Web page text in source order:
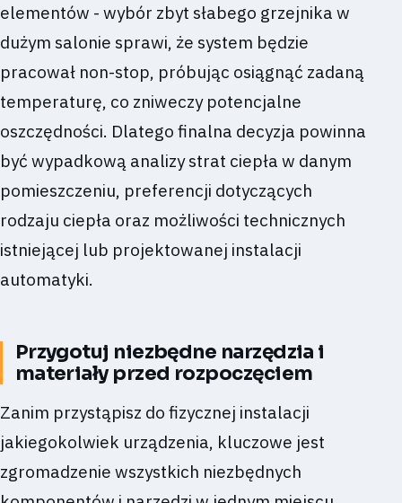
elementów - wybór zbyt słabego grzejnika w
dużym salonie sprawi, że system będzie
pracował non-stop, próbując osiągnąć zadaną
temperaturę, co zniweczy potencjalne
oszczędności. Dlatego finalna decyzja powinna
być wypadkową analizy strat ciepła w danym
pomieszczeniu, preferencji dotyczących
rodzaju ciepła oraz możliwości technicznych
istniejącej lub projektowanej instalacji
automatyki.
Przygotuj niezbędne narzędzia i
materiały przed rozpoczęciem
Zanim przystąpisz do fizycznej instalacji
jakiegokolwiek urządzenia, kluczowe jest
zgromadzenie wszystkich niezbędnych